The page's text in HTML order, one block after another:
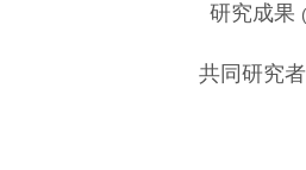
研究成果 (
共同研究者